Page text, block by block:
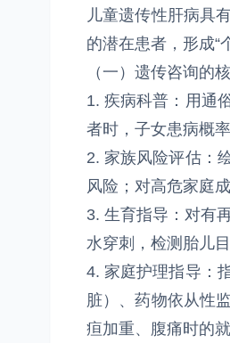
儿童遗传性肝病具
的潜在患者，形成“
（一）遗传咨询的
1. 疾病科普：用通
者时，子女患病概
2. 家族风险评估：
风险；对高危家庭
3. 生育指导：对有
水穿刺，检测胎儿
4. 家庭护理指导：
脏）、药物依从性
疸加重、腹痛时的就